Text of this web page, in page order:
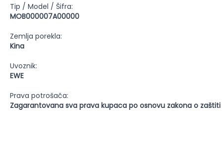
Tip / Model / Šifra:
MOB000007A00000
Zemlja porekla:
Kina
Uvoznik:
EWE
Prava potrošača:
Zagarantovana sva prava kupaca po osnovu zakona o